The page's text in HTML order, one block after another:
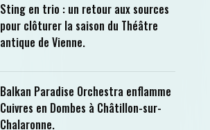
Sting en trio : un retour aux sources
pour clôturer la saison du Théâtre
antique de Vienne.
Balkan Paradise Orchestra enflamme
Cuivres en Dombes à Châtillon-sur-
Chalaronne.